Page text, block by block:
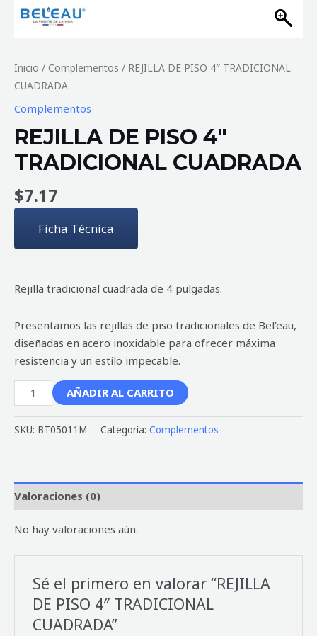
Inicio / Complementos / REJILLA DE PISO 4″ TRADICIONAL
CUADRADA
Complementos
REJILLA DE PISO 4″
TRADICIONAL CUADRADA
$7.17
Ficha Técnica
Rejilla tradicional cuadrada de 4 pulgadas.
Presentamos las rejillas de piso tradicionales de Bel’eau,
diseñadas en acero inoxidable para ofrecer máxima
resistencia y un estilo impecable.
AÑADIR AL CARRITO
SKU: BT05011M Categoría: Complementos
Valoraciones (0)
No hay valoraciones aún.
Sé el primero en valorar “REJILLA
DE PISO 4″ TRADICIONAL
CUADRADA”